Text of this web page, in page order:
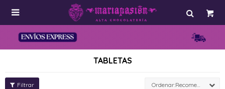

TABLETAS
Recomendados